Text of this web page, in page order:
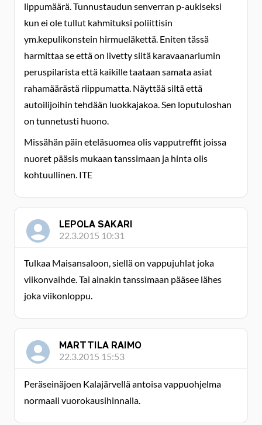
lippumäärä. Tunnustaudun senverran p-aukiseksi
kun ei ole tullut kahmituksi poliittisin
ym.kepulikonstein hirmueläkettä. Eniten tässä
harmittaa se että on livetty siitä karavaanariumin
peruspilarista että kaikille taataan samata asiat
rahamäärästä riippumatta. Näyttää siltä että
autoilijoihin tehdään luokkajakoa. Sen loputuloshan
on tunnetusti huono.
Missähän päin eteläsuomea olis vapputreffit joissa
nuoret pääsis mukaan tanssimaan ja hinta olis
kohtuullinen. ITE
LEPOLA SAKARI
22.3.2015 10:31
Tulkaa Maisansaloon, siellä on vappujuhlat joka
viikonvaihde. Tai ainakin tanssimaan pääsee lähes
joka viikonloppu.
MARTTILA RAIMO
22.3.2015 15:53
Peräseinäjoen Kalajärvellä antoisa vappuohjelma
normaali vuorokausihinnalla.